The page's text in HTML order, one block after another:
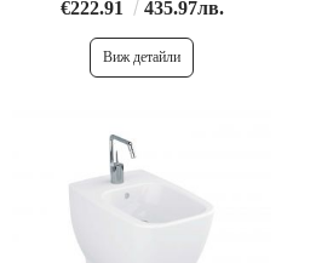
€222.91
435.97лв.
Виж детайли